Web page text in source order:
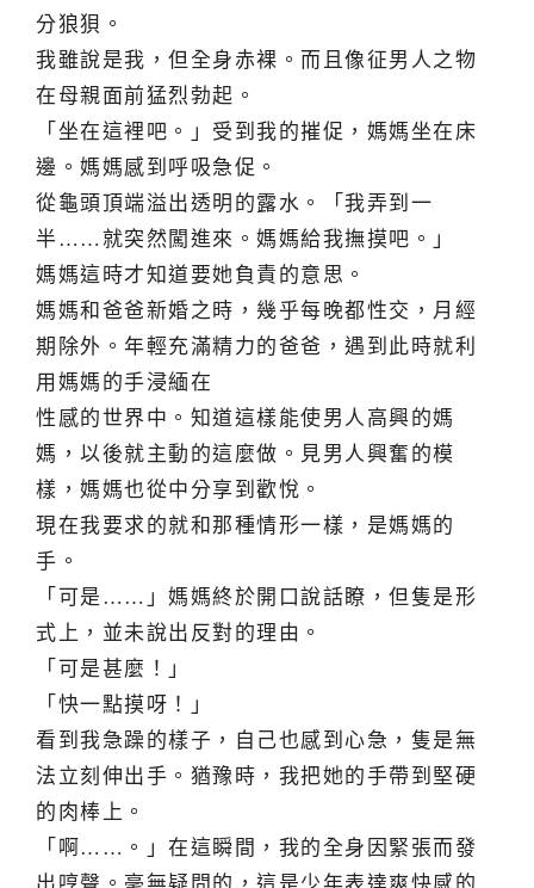
分狼狽。
我雖說是我，但全身赤裸。而且像征男人之物
在母親面前猛烈勃起。
「坐在這裡吧。」受到我的摧促，媽媽坐在床
邊。媽媽感到呼吸急促。
從龜頭頂端溢出透明的露水。「我弄到一
半……就突然闖進來。媽媽給我撫摸吧。」
媽媽這時才知道要她負責的意思。
媽媽和爸爸新婚之時，幾乎每晚都性交，月經
期除外。年輕充滿精力的爸爸，遇到此時就利
用媽媽的手浸緬在
性感的世界中。知道這樣能使男人高興的媽
媽，以後就主動的這麼做。見男人興奮的模
樣，媽媽也從中分享到歡悅。
現在我要求的就和那種情形一樣，是媽媽的
手。
「可是……」媽媽終於開口說話瞭，但隻是形
式上，並未說出反對的理由。
「可是甚麼！」
「快一點摸呀！」
看到我急躁的樣子，自己也感到心急，隻是無
法立刻伸出手。猶豫時，我把她的手帶到堅硬
的肉棒上。
「啊……。」在這瞬間，我的全身因緊張而發
出哼聲。毫無疑問的，這是少年表達爽快感的